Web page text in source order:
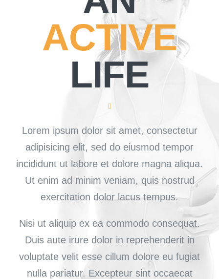
WORD NU LIDACTIVE
LIFE
Lorem ipsum dolor sit amet, consectetur
adipisicing elit, sed do eiusmod tempor
incididunt ut labore et dolore magna aliqua.
Ut enim ad minim veniam, quis nostrud
exercitation dolor lacus tempus.
Nisi ut aliquip ex ea commodo consequat.
Duis aute irure dolor in reprehenderit in
voluptate velit esse cillum dolore eu fugiat
nulla pariatur. Excepteur sint occaecat